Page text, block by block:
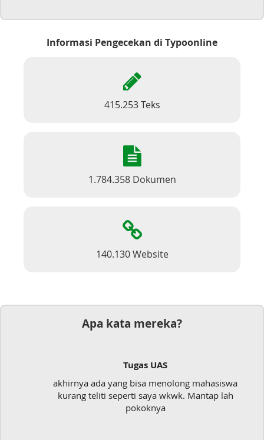
Informasi Pengecekan di Typoonline
415.253 Teks
1.784.358 Dokumen
140.130 Website
Apa kata mereka?
mahasiswa
Mantap lah
Mudah sekali, tinggal kirim
langsung jadi